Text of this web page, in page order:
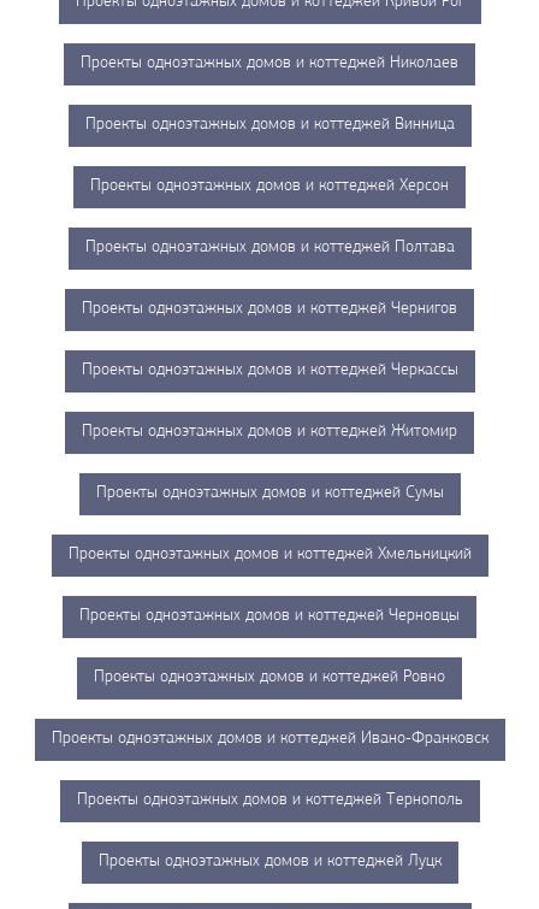
Проекты одноэтажных домов и коттеджей Николаев
Проекты одноэтажных домов и коттеджей Винница
Проекты одноэтажных домов и коттеджей Херсон
Проекты одноэтажных домов и коттеджей Полтава
Проекты одноэтажных домов и коттеджей Чернигов
Проекты одноэтажных домов и коттеджей Черкассы
Проекты одноэтажных домов и коттеджей Житомир
Проекты одноэтажных домов и коттеджей Сумы
Проекты одноэтажных домов и коттеджей Хмельницкий
Проекты одноэтажных домов и коттеджей Черновцы
Проекты одноэтажных домов и коттеджей Ровно
Проекты одноэтажных домов и коттеджей Ивано-Франковск
Проекты одноэтажных домов и коттеджей Тернополь
Проекты одноэтажных домов и коттеджей Луцк